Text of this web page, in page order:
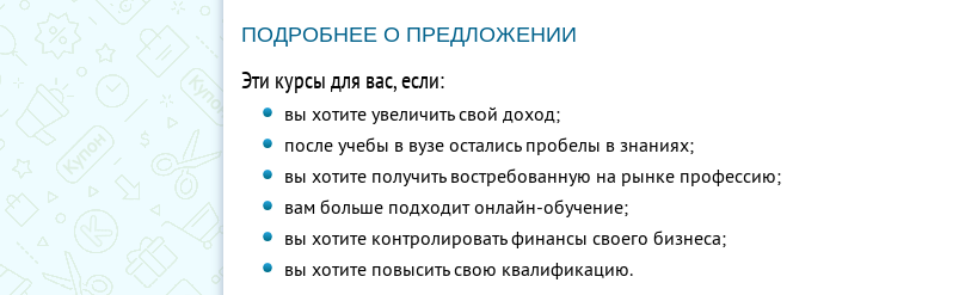
ПОДРОБНЕЕ О ПРЕДЛОЖЕНИИ
Эти курсы для вас, если:
вы хотите увеличить свой доход;
после учебы в вузе остались пробелы в знаниях;
вы хотите получить востребованную на рынке профессию;
вам больше подходит онлайн-обучение;
вы хотите контролировать финансы своего бизнеса;
вы хотите повысить свою квалификацию.